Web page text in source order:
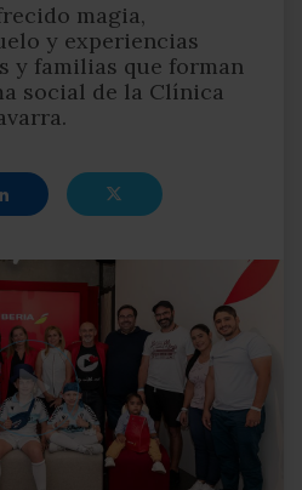
magia,
y experiencias
y familias que forman
social de la Clínica